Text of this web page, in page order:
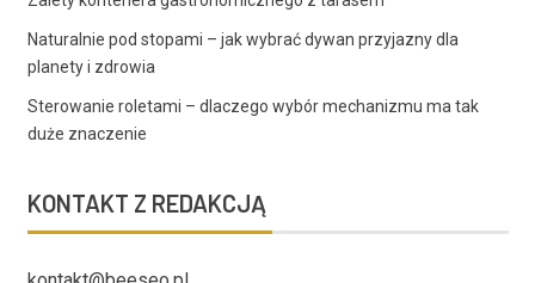
Naturalnie pod stopami – jak wybrać dywan przyjazny dla
planety i zdrowia
Sterowanie roletami – dlaczego wybór mechanizmu ma tak
duże znaczenie
KONTAKT Z REDAKCJĄ